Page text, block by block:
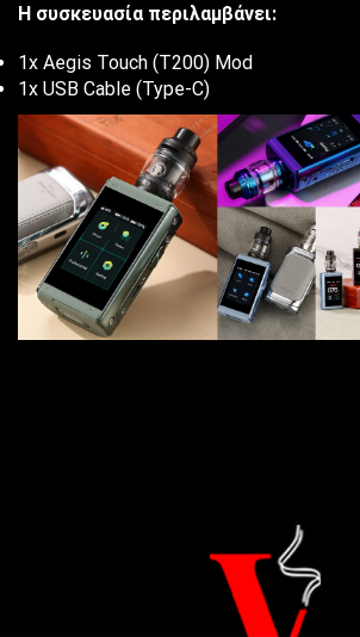
Η συσκευασία περιλαμβάνει:
1x Aegis Touch (T200) Mod
1x USB Cable (Type-C)